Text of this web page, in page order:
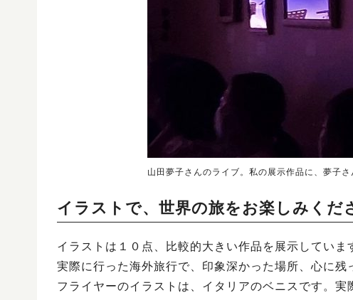
山田夢子さんのライブ。私の展示作品に、夢子
イラストで、世界の旅をお楽しみくだ
イラストは１０点、比較的大きい作品を展示していま
実際に行った海外旅行で、印象深かった場所、心に残
フライヤーのイラストは、イタリアのベニスです。